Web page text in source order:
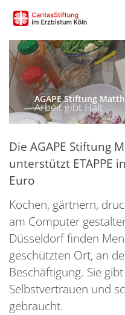
AGAPE Stiftung
Arbeit gibt Halt
Die AGAPE Stiftung
unterstützt ETAPPE
Euro
Kochen, gärtnern,
am Computer
Düsseldorf finden
geschützten Ort, an
Beschäftigung. Sie
Selbstvertrauen und
gebraucht.